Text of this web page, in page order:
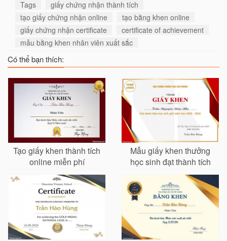
Tags
giấy chứng nhận thành tích
tạo giấy chứng nhận online
tạo bằng khen online
giấy chứng nhận certificate
certificate of achievement
mẫu bằng khen nhân viên xuất sắc
Có thể bạn thích:
Tạo giấy khen thành tích
online miễn phí
Mẫu giấy khen thưởng
học sinh đạt thành tích
xuất sắc online